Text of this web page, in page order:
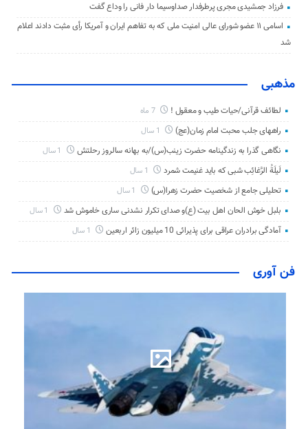
فرزاد جمشیدی مجری پرطرفدار صداوسیما دار فانی را وداع گفت
اسامی ۱۱ عضو شورای عالی امنیت ملی که به تفاهم ایران و آمریکا رأی مثبت دادند اعلام
شد
مذهبی
لطائف قرآنی/حیات طیب و معقول ! 7 ماه
راههای جلب محبت امام زمان(عج)
نگاهی گذرا به زندگینامه حضرت زینب(س)/به بهانه سالروز رحلتش
لَیلَةُ الرَّغائِب شبی که باید غنیمت شمرد
تحلیلی جامع از شخصیت حضرت زهرا(س)
بلبل خوش الحان اهل بیت (ع)و صدای تکرار نشدنی ساری خاموش شد
آمادگی برادران عراقی برای پذیرائی 10 میلیون زائر اربعین
فن آوری